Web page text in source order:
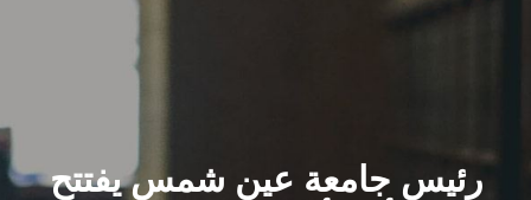
الشئون الأكاديمية
رئيس جامعة عين شمس يفتتح